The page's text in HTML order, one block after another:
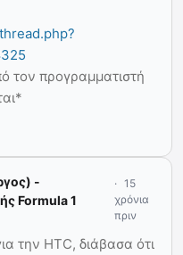
τον προγραμματιστή
-
Formula 1
15
χρόνια
πριν
την HTC, διάβασα ότι